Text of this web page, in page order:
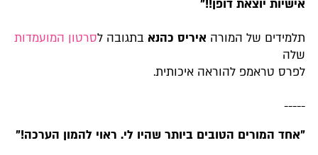
אישיות יוצאתדופן!!"
תלמידים של המורה איריס כהנאבתגובה לסרטון המועמדות
שלה
לפרס טראמפ להוראה איכותית.
-----
"אחד המורים הטובים ביותר שהיו לי. ראוי להמון הערכה!"